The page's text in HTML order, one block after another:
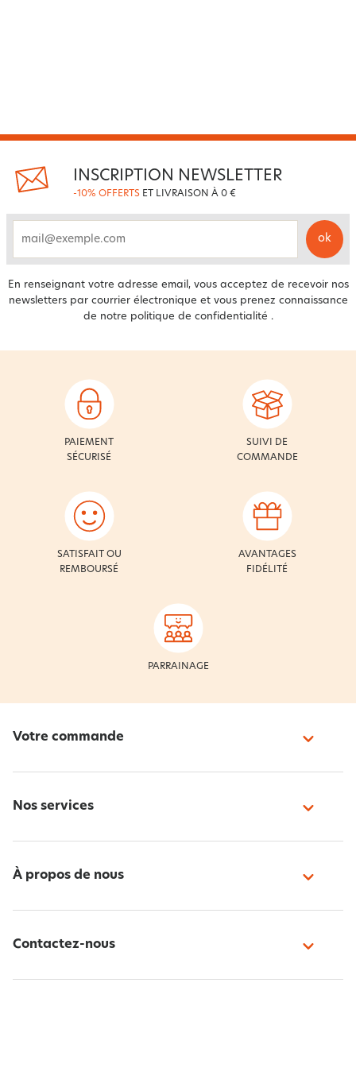
INSCRIPTION NEWSLETTER
-10% OFFERTS ET LIVRAISON À 0 €
email
ok
En renseignant votre adresse email, vous acceptez de recevoir nos
newsletters par courrier électronique et vous prenez connaissance
de notre politique de confidentialité .
PAIEMENT
SÉCURISÉ
SUIVI DE
COMMANDE
SATISFAIT OU
REMBOURSÉ
AVANTAGES
FIDÉLITÉ
PARRAINAGE
Votre commande
Nos services
À propos de nous
Contactez-nous